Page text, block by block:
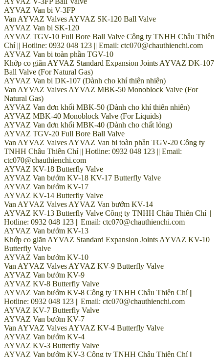
AYVAZ Van bi V-3FP
Van AYVAZ Valves AYVAZ SK-120 Ball Valve
AYVAZ Van bi SK-120
AYVAZ TGV-10 Full Bore Ball Valve Công ty TNHH Châu Thiên
Chí || Hotline: 0932 048 123 || Email: ctc070@chauthienchi.com
AYVAZ Van bi toàn phần TGV-10
Khớp co giãn AYVAZ Standard Expansion Joints AYVAZ DK-107
Ball Valve (For Natural Gas)
AYVAZ Van bi DK-107 (Dành cho khí thiên nhiên)
Van AYVAZ Valves AYVAZ MBK-50 Monoblock Valve (For
Natural Gas)
AYVAZ Van đơn khối MBK-50 (Dành cho khí thiên nhiên)
AYVAZ MBK-40 Monoblock Valve (For Liquids)
AYVAZ Van đơn khối MBK-40 (Dành cho chất lỏng)
AYVAZ TGV-20 Full Bore Ball Valve
Van AYVAZ Valves AYVAZ Van bi toàn phần TGV-20 Công ty
TNHH Châu Thiên Chí || Hotline: 0932 048 123 || Email:
ctc070@chauthienchi.com
AYVAZ KV-18 Butterfly Valve
AYVAZ Van bướm KV-18 KV-17 Butterfly Valve
AYVAZ Van bướm KV-17
AYVAZ KV-14 Butterfly Valve
Van AYVAZ Valves AYVAZ Van bướm KV-14
AYVAZ KV-13 Butterfly Valve Công ty TNHH Châu Thiên Chí ||
Hotline: 0932 048 123 || Email: ctc070@chauthienchi.com
AYVAZ Van bướm KV-13
Khớp co giãn AYVAZ Standard Expansion Joints AYVAZ KV-10
Butterfly Valve
AYVAZ Van bướm KV-10
Van AYVAZ Valves AYVAZ KV-9 Butterfly Valve
AYVAZ Van bướm KV-9
AYVAZ KV-8 Butterfly Valve
AYVAZ Van bướm KV-8 Công ty TNHH Châu Thiên Chí ||
Hotline: 0932 048 123 || Email: ctc070@chauthienchi.com
AYVAZ KV-7 Butterfly Valve
AYVAZ Van bướm KV-7
Van AYVAZ Valves AYVAZ KV-4 Butterfly Valve
AYVAZ Van bướm KV-4
AYVAZ KV-3 Butterfly Valve
AYVAZ Van bướm KV-3 Công ty TNHH Châu Thiên Chí ||